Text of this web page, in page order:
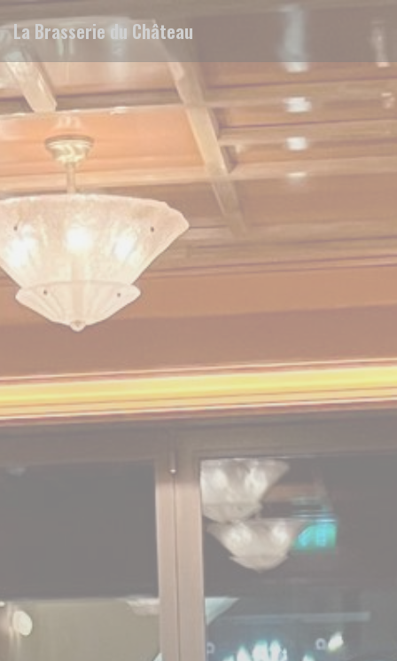
La Brasserie du Château